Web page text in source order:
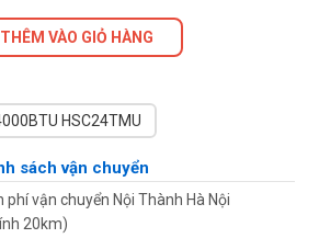
THÊM VÀO GIỎ HÀNG
24000BTU HSC24TMU
sách vận chuyển
phí vận chuyển Nội Thành Hà Nội
20km)